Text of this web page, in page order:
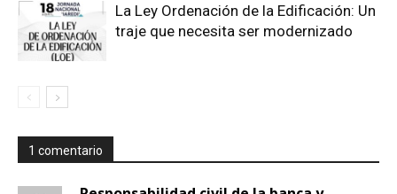
La Ley Ordenación de la Edificación: Un
traje que necesita ser modernizado
1 comentario